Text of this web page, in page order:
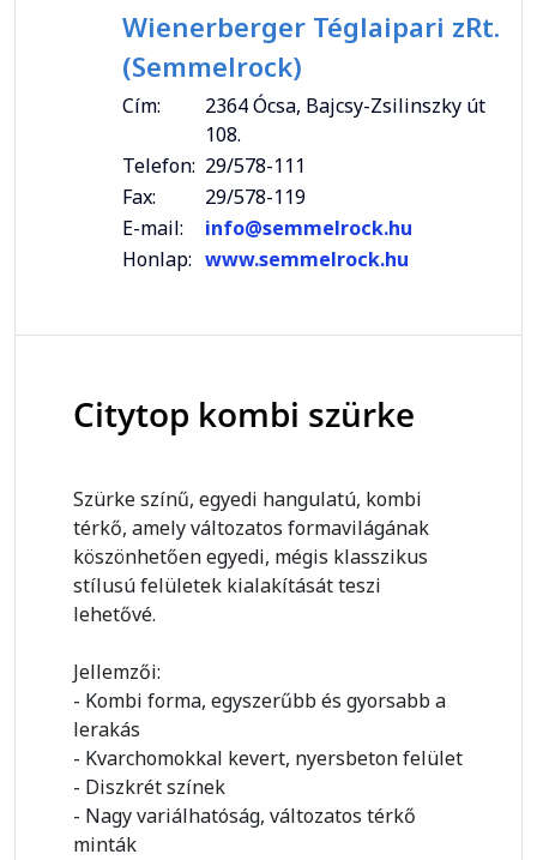
Wienerberger Téglaipari zRt.
(Semmelrock)
Cím:
2364 Ócsa, Bajcsy-Zsilinszky út
108.
Telefon: 29/578-111
Fax:
29/578-119
E-mail:
info@semmelrock.hu
Honlap: www.semmelrock.hu
Citytop kombi szürke
Szürke színű, egyedi hangulatú, kombi
térkő, amely változatos formavilágának
köszönhetően egyedi, mégis klasszikus
stílusú felületek kialakítását teszi
lehetővé.
Jellemzői:
- Kombi forma, egyszerűbb és gyorsabb a
lerakás
- Kvarchomokkal kevert, nyersbeton felület
- Diszkrét színek
- Nagy variálhatóság, változatos térkő
minták